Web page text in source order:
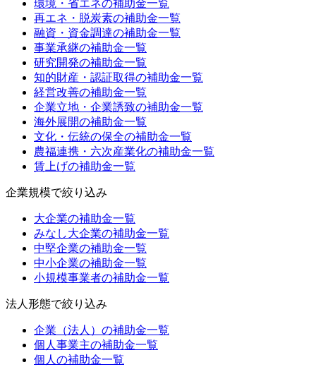
環境・省エネの補助金一覧
再エネ・脱炭素の補助金一覧
融資・資金調達の補助金一覧
事業承継の補助金一覧
研究開発の補助金一覧
知的財産・認証取得の補助金一覧
経営改善の補助金一覧
企業立地・企業誘致の補助金一覧
海外展開の補助金一覧
文化・伝統の保全の補助金一覧
農福連携・六次産業化の補助金一覧
賃上げの補助金一覧
企業規模で絞り込み
大企業の補助金一覧
みなし大企業の補助金一覧
中堅企業の補助金一覧
中小企業の補助金一覧
小規模事業者の補助金一覧
法人形態で絞り込み
企業（法人） の補助金一覧
個人事業主の補助金一覧
個人 の補助金一覧